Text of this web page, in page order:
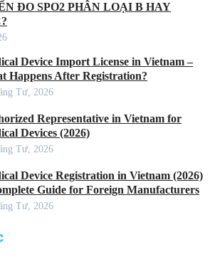
ĐO SPO2 PHÂN LOẠI B HAY
Device Import License in Vietnam –
Happens After Registration?
Tư, 2026
Representative in Vietnam for
Devices (2026)
Tư, 2026
Device Registration in Vietnam (2026)
Guide for Foreign Manufacturers
Tư, 2026